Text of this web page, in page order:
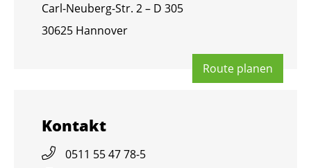
Carl-Neu­berg-Str. 2 – D 305
30625 Han­no­ver
Route pla­nen
Kon­takt
0511 55 47 78-5